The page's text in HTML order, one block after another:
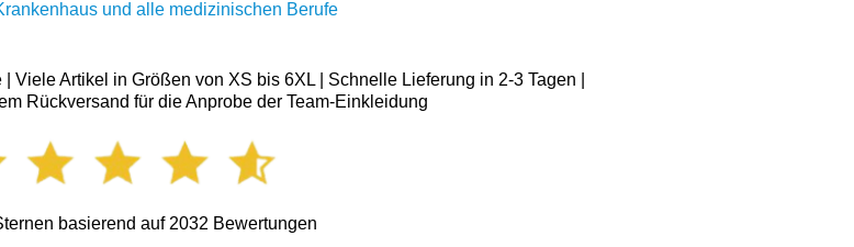
und alle medizinischen Berufe
Viele Artikel in Größen von XS bis 6XL | Schnelle Lieferung in 2-3 Tagen |
Rückversand für die Anprobe der Team-Einkleidung
basierend auf 2032 Bewertungen